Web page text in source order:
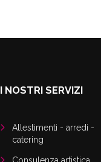
I NOSTRI SERVIZI
Allestimenti - arredi -
catering
Consulenza artistica